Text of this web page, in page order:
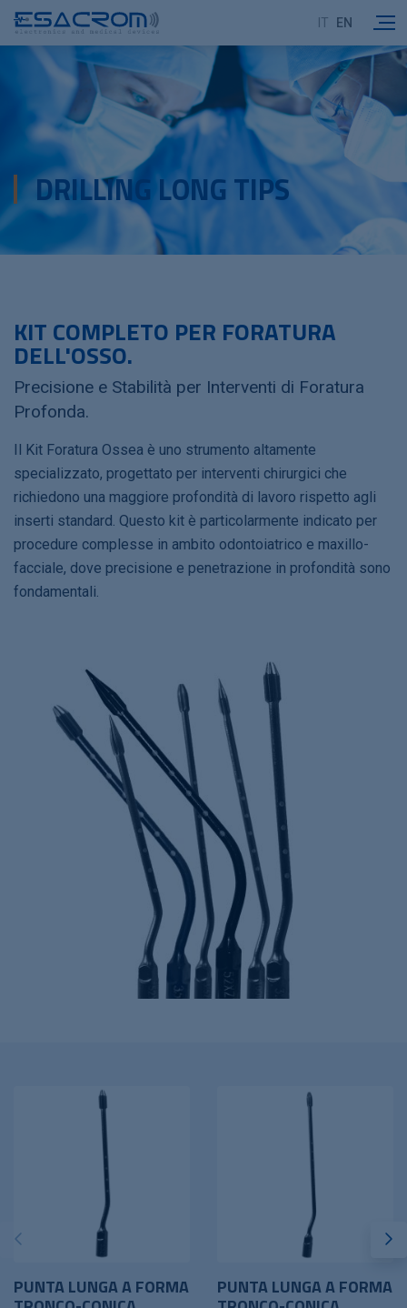
IT EN
DRILLING LONG TIPS
KIT COMPLETO PER FORATURA
DELL'OSSO.
Precisione e Stabilità per Interventi di Foratura
Profonda.
Il Kit Foratura Ossea è uno strumento altamente
specializzato, progettato per interventi chirurgici che
richiedono una maggiore profondità di lavoro rispetto agli
inserti standard. Questo kit è particolarmente indicato per
procedure complesse in ambito odontoiatrico e maxillo-
facciale, dove precisione e penetrazione in profondità sono
fondamentali.
PUNTA LUNGA A FORMA PUNTA LUNGA A FORMA